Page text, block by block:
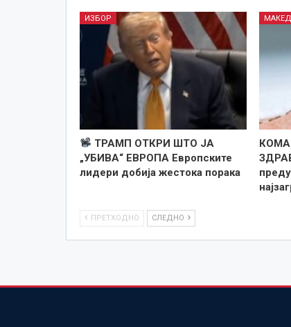
ИЗБОР
ТРАМП ОТКРИ ШТО ЈА
„УБИВА“ ЕВРОПА Европските
лидери добија жестока порака
ПРЕТХОДНО СЛЕДНО